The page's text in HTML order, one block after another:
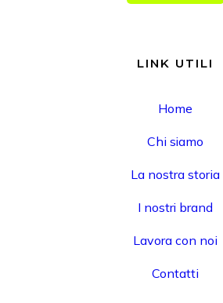
LINK UTILI
Home
Chi siamo
La nostra storia
I nostri brand
Lavora con noi
Contatti